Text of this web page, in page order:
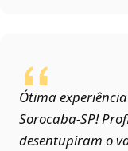
Ótima
Sorocaba‑SP!
desentupiram o